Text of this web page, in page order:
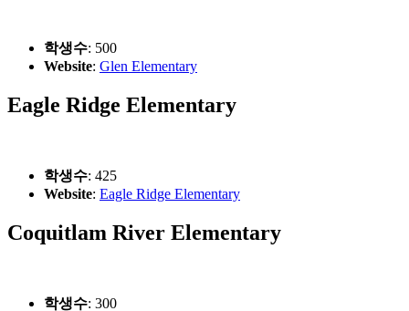
학생수: 500
Website: Glen Elementary
Eagle Ridge Elementary
학생수: 425
Website: Eagle Ridge Elementary
Coquitlam River Elementary
학생수: 300